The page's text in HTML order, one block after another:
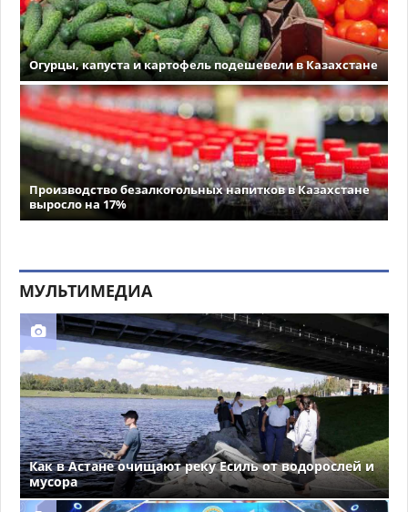
Огурцы, капуста и картофель подешевели в Казахстане
Производство безалкогольных напитков в Казахстане
выросло на 17%
МУЛЬТИМЕДИА
Как в Астане очищают реку Есиль от водорослей и
мусора